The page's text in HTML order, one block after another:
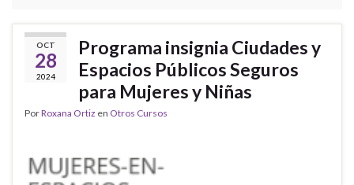
OCT
28
2024
Programa insignia Ciudades y
Espacios Públicos Seguros
para Mujeres y Niñas
PorRoxana Ortiz en Otros Cursos